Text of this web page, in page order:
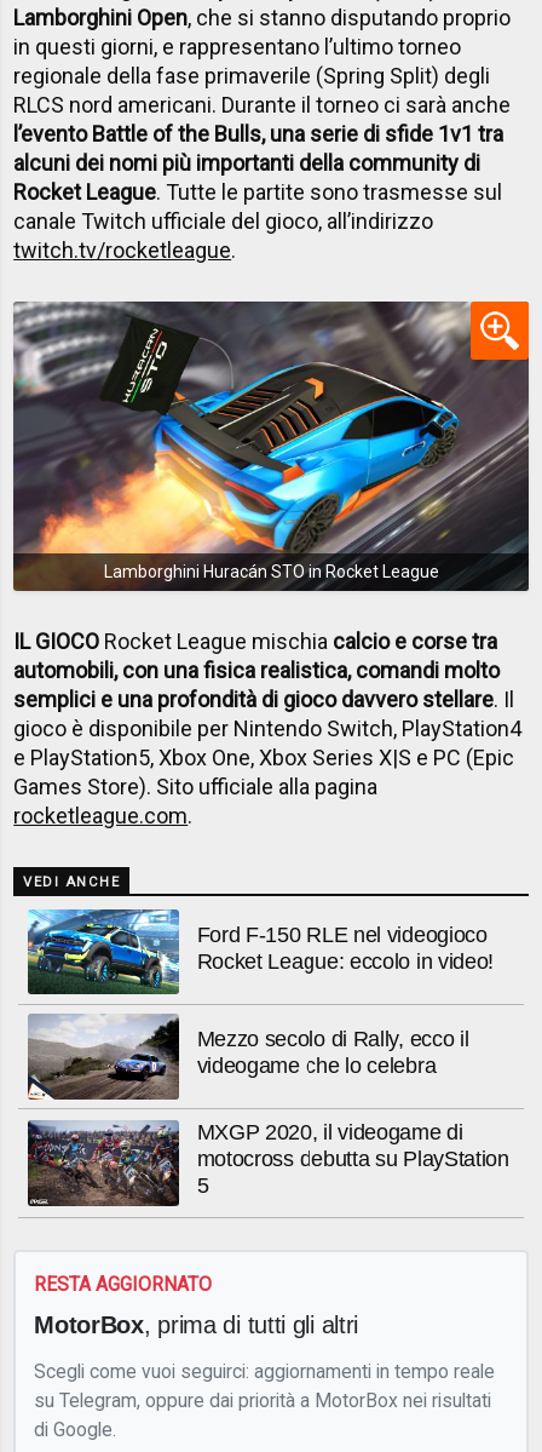
Lamborghini Open, che si stanno disputando proprio
in questi giorni, e rappresentano l’ultimo torneo
regionale della fase primaverile (Spring Split) degli
RLCS nord americani. Durante il torneo ci sarà anche
l’evento Battle of the Bulls, una serie di sfide 1v1 tra
alcuni dei nomi più importanti della community di
Rocket League. Tutte le partite sono trasmesse sul
canale Twitch ufficiale del gioco, all’indirizzo
twitch.tv/rocketleague.
Lamborghini Huracán STO in Rocket League
IL GIOCO Rocket League mischia calcio e corse tra
automobili, con una fisica realistica, comandi molto
semplici e una profondità di gioco davvero stellare. Il
gioco è disponibile per Nintendo Switch, PlayStation4
e PlayStation5, Xbox One, Xbox Series X|S e PC (Epic
Games Store). Sito ufficiale alla pagina
rocketleague.com.
VEDI ANCHE
Ford F-150 RLE nel videogioco
Rocket League: eccolo in video!
Mezzo secolo di Rally, ecco il
videogame che lo celebra
MXGP 2020, il videogame di
motocross debutta su PlayStation
5
RESTA AGGIORNATO
MotorBox, prima di tutti gli altri
Scegli come vuoi seguirci: aggiornamenti in tempo reale
su Telegram, oppure dai priorità a MotorBox nei risultati
di Google.